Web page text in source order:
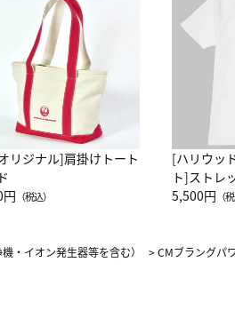
リジナル]肩掛けトート
（税込）
[ハリウッ
ト]ストレ
ーネック
5,500円 （
・イオン発生器等を含む） >CMブラングパ